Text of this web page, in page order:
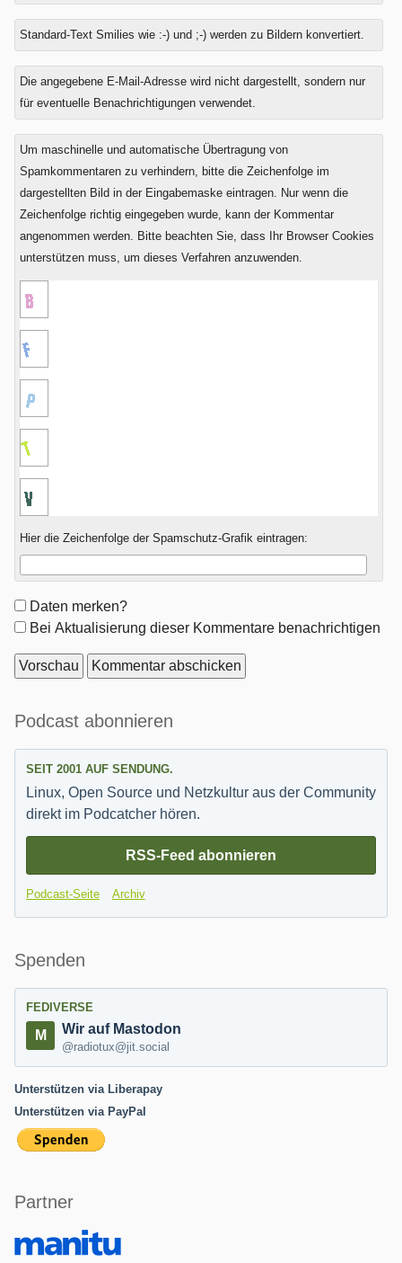
Standard-Text Smilies wie :-) und ;-) werden zu Bildern konvertiert.
Was
ist
Null
plus
Die angegebene E-Mail-Adresse wird nicht dargestellt, sondern nur
für eventuelle Benachrichtigungen verwendet.
Um maschinelle und automatische Übertragung von
Spamkommentaren zu verhindern, bitte die Zeichenfolge im
dargestellten Bild in der Eingabemaske eintragen. Nur wenn die
Zeichenfolge richtig eingegeben wurde, kann der Kommentar
angenommen werden. Bitte beachten Sie, dass Ihr Browser Cookies
unterstützen muss, um dieses Verfahren anzuwenden.
Hier die Zeichenfolge der Spamschutz-Grafik eintragen:
Formular-
Optionen
Daten merken?
Bei Aktualisierung dieser Kommentare benachrichtigen
Seitenleiste
Podcast abonnieren
SEIT 2001 AUF SENDUNG.
Linux, Open Source und Netzkultur aus der Community
direkt im Podcatcher hören.
RSS-Feed abonnieren
Podcast-Seite Archiv
Spenden
FEDIVERSE
Wir auf Mastodon
@radiotux@jit.social
Unterstützen via Liberapay
Unterstützen via PayPal
Partner